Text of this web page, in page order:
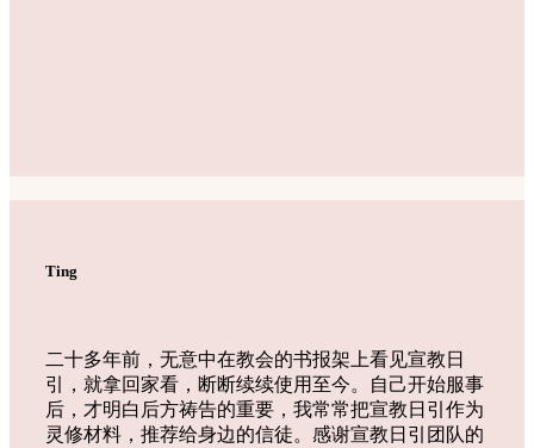
Ting
二十多年前，无意中在教会的书报架上看见宣教日
引，就拿回家看，断断续续使用至今。自己开始服事
后，才明白后方祷告的重要，我常常把宣教日引作为
灵修材料，推荐给身边的信徒。感谢宣教日引团队的